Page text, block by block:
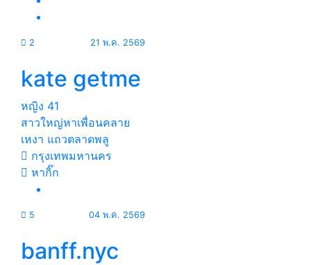
2 21 พ.ค. 2569
kate getme
หญิง 41
สาวใหญ่หาเพื่อนคลาย
เหงา แถวตลาดพลู
กรุงเทพมหานคร
หากิ๊ก
5 04 พ.ค. 2569
banff.nyc